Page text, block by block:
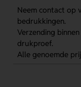
Neem contact op
bedrukkingen.
Verzending
drukproef.
Alle genoemde